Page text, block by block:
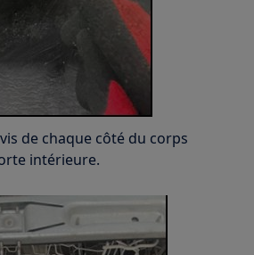
de chaque côté du corps
intérieure.